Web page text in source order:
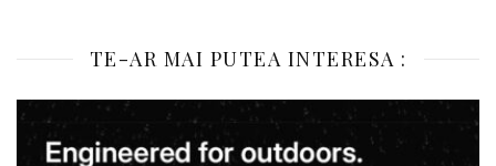
TE-AR MAI PUTEA INTERESA :